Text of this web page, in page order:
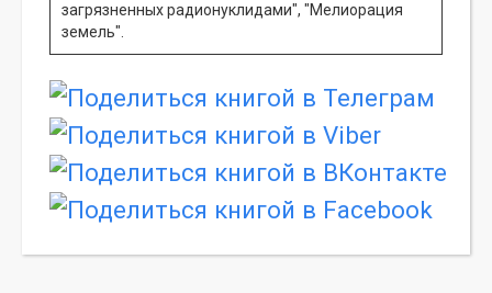
загрязненных радионуклидами", "Мелиорация
земель".